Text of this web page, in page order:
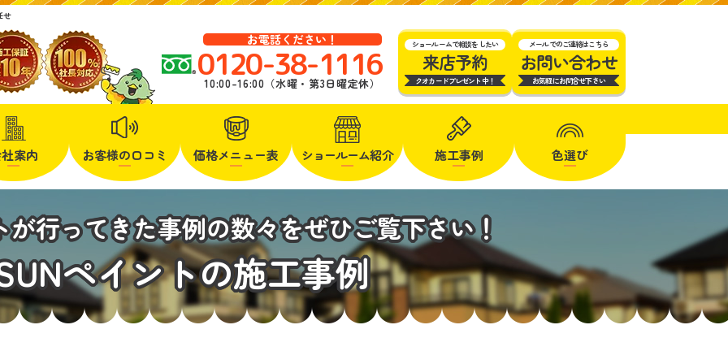
せ
お電話ください！
0120-38-1116
10:00-16:00（水曜・第3日曜定休）
ショールームで相談をしたい
来店予約
クオカードプレゼント中！
メールでのご連絡はこちら
お問い合わせ
お気軽にお問合せ下さい
案内 お客様の口コミ 価格メニュー表 ショールーム紹介 施工事例 色選び
が行ってきた事例の数々をぜひご覧下さい！
ペイントの施工事例